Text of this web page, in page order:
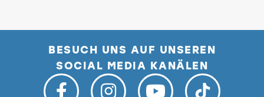
BESUCH UNS AUF UNSEREN
SOCIAL MEDIA KANÄLEN